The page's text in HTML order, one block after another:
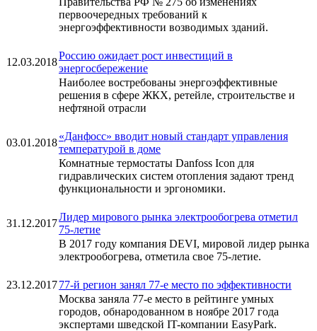
первоочередных требований к
энергоэффективности возводимых зданий.
12.03.2018
Россию ожидает рост инвестиций в
энергосбережение
Наиболее востребованы энергоэффективные
решения в сфере ЖКХ, ретейле, строительстве и
нефтяной отрасли
03.01.2018
«Данфосс» вводит новый стандарт управления
температурой в доме
Комнатные термостаты Danfoss Icon для
гидравлических систем отопления задают тренд
функциональности и эргономики.
31.12.2017
Лидер мирового рынка электрообогрева отметил
75-летие
В 2017 году компания DEVI, мировой лидер рынка
электрообогрева, отметила свое 75-летие.
23.12.201777-й регион занял 77-е место по эффективности
Москва заняла 77-е место в рейтинге умных
городов, обнародованном в ноябре 2017 года
экспертами шведской IT-компании EasyPark.